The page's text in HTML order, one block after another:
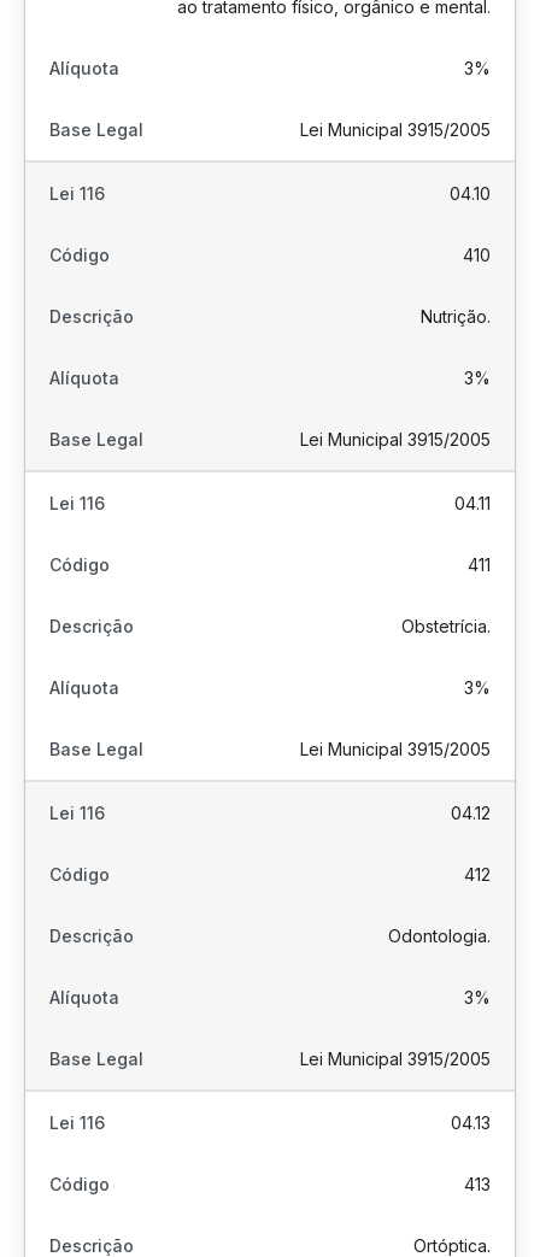
ao tratamento físico, orgânico e mental.
3%
Lei Municipal 3915/2005
04.10
410
Nutrição.
3%
Lei Municipal 3915/2005
04.11
411
Obstetrícia.
3%
Lei Municipal 3915/2005
04.12
412
Odontologia.
3%
Lei Municipal 3915/2005
04.13
413
Ortóptica.